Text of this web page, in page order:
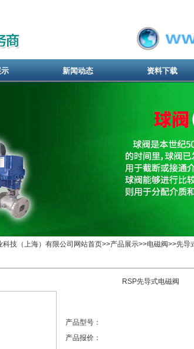
新闻动态 资料下载
技（上海）有限公司网站首页>>产品展示>>电磁阀>>先导
RSP先导式电磁阀
产品型号：
产品报价：